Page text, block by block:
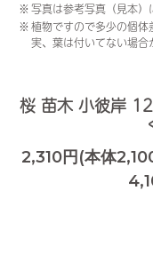
※ 写真は参考写真（見本）
※ 植物ですので多少の個
実、葉は付いてない場合
桜 苗木 小彼岸
2,310円(本体